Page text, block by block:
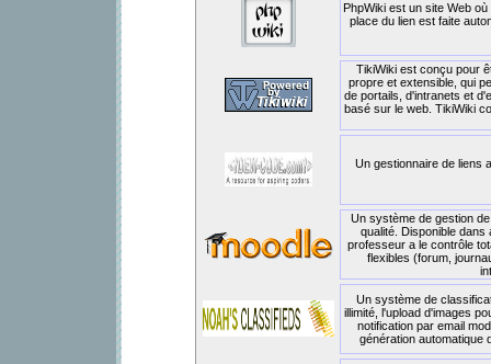
PhpWiki est un site Web
place du lien est faite
TikiWiki est conçu pour
propre et extensible, qui
de portails, d'intranets et
basé sur le web. TikiWiki
Un gestionnaire de liens
Un système de gestion
qualité. Disponible dans
professeur a le contrôle
flexibles (forum,
Un système de
illimité, l'upload d'images
notification par email
génération automatique